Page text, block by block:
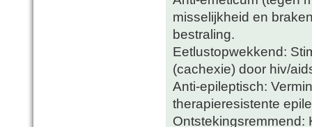
misselijkheid en
bestraling.
Eetlustopwekkend:
(cachexie) door hiv/
Anti-epileptisch:
therapieresistente
Ontstekingsremmend: